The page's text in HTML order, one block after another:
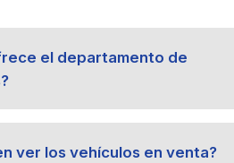
el departamento de
ver los vehículos en venta?